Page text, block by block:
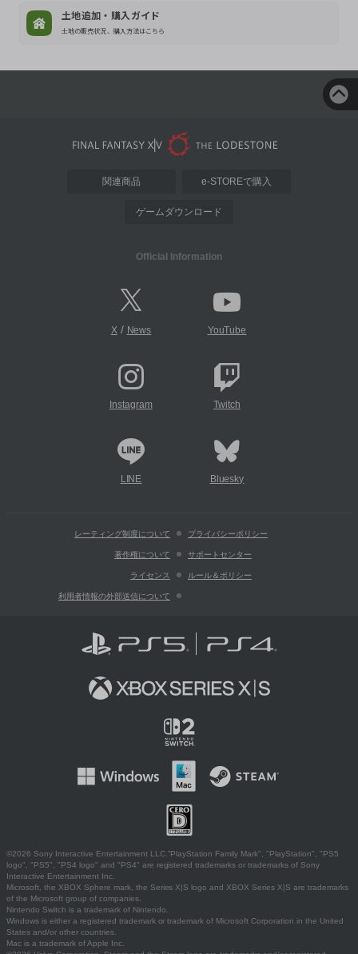
土地追加・購入ガイド
土地の販売状況、購入方法はこちら
関連商品 e-STOREで購入
ゲームダウンロード
Official Information
X/ News YouTube
Instagram Twitch
LINE Bluesky
レーティング制度について プライバシーポリシー
著作権について サポートセンター
ライセンス ルール＆ポリシー
利用者情報の外部送信について
©2026 Sony Interactive Entertainment LLC."PlayStation Family Mark", "PlayStation", "PS5
logo", "PS5", "PS4 logo" and "PS4" are registered trademarks or trademarks of Sony
Interactive Entertainment Inc.
Microsoft, the XBOX Sphere mark, the Series X|S logo and XBOX Series X|S are trademarks
of the Microsoft group of companies.
Nintendo Switch is a trademark of Nintendo.
Windows is either a registered trademark or trademark of Microsoft Corporation in the United
States and/or other countries.
Mac is a trademark of Apple Inc.